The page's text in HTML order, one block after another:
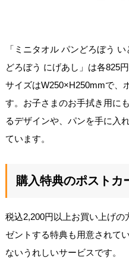
「ミニタオル パンどろぼう
どろぼう にげあし」は各825円
サイズはW250×H250mmで、
す。お子さまのお手拭き用に
るデザインや、パンを手に入
ています。
購入特典のポストカ
税込2,200円以上お買い上げ
ゼントする特典も用意されて
ないうれしいサービスです。